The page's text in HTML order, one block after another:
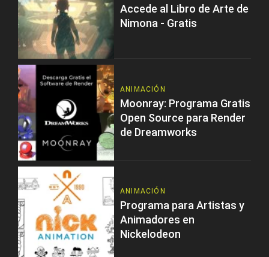
Accede al Libro de Arte de
Nimona - Gratis
ANIMACIÓN
Moonray: Programa Gratis
Open Source para Render
de Dreamworks
ANIMACIÓN
Programa para Artistas y
Animadores en
Nickelodeon